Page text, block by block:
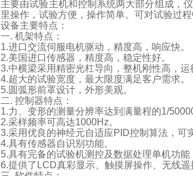
主要由试验主机和控制系统两大部分组成，
里操作，试验方便，操作简单。可对试验过
设备主要特点：
一.机架特点：
1.进口交流伺服电机驱动，精度高，响应快。
2.美国进口传感器，精度高，稳定性好。
3.中横梁采用精密光杠导向，整机刚性高，运
4.超大的试验宽度，最大限度满足客户需求。
5.圆弧形前罩设计，外形美观。
二.控制器特点：
1.力、变形的测量分辨率达到满量程的1/
2.采样频率可高达1000Hz。
3.采用优良的神经元自适应PID控制算法，可
4.具有传感器自识别功能。
5.具有完备的试验机测控及数据处理单机功能
6.提供了 LCD真彩显示、触摸屏操作、无线